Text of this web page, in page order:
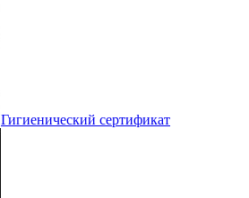
Гигиенический сертификат